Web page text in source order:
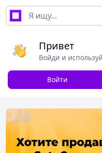
Привет
Войди и
Войти